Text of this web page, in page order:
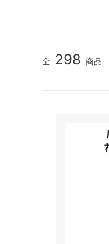
全 298 商品